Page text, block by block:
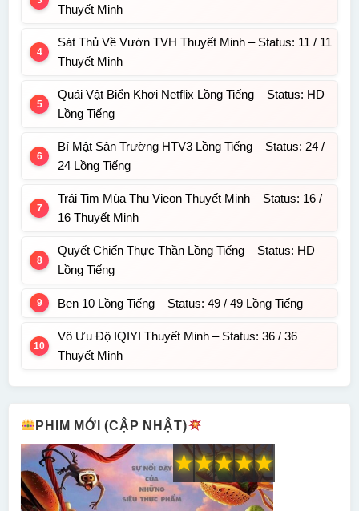
Thuyết Minh
Sát Thủ Về Vườn TVH Thuyết Minh – Status: 11 / 11
Thuyết Minh
Quái Vật Biển Khơi Netflix Lồng Tiếng – Status: HD
Lồng Tiếng
Bí Mật Sân Trường HTV3 Lồng Tiếng – Status: 24 /
24 Lồng Tiếng
Trái Tim Mùa Thu Vieon Thuyết Minh – Status: 16 /
16 Thuyết Minh
Quyết Chiến Thực Thần Lồng Tiếng – Status: HD
Lồng Tiếng
Ben 10 Lồng Tiếng – Status: 49 / 49 Lồng Tiếng
Vô Ưu Độ IQIYI Thuyết Minh – Status: 36 / 36
Thuyết Minh
PHIM MỚI (CẬP NHẬT)
★
★
★
★
★